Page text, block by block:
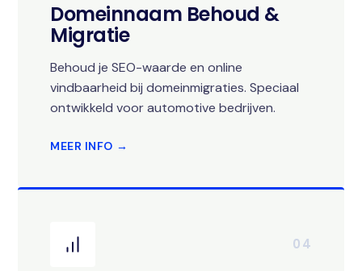
Domeinnaam Behoud &
Migratie
Behoud je SEO-waarde en online
vindbaarheid bij domeinmigraties. Speciaal
ontwikkeld voor automotive bedrijven.
MEER INFO →
04